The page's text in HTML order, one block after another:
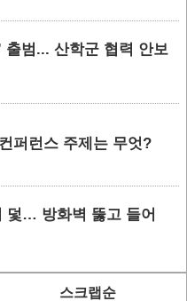
출범... 산학군 협력 안보
퍼런스 주제는 무엇?
덫… 방화벽 뚫고 들어
스크랩순